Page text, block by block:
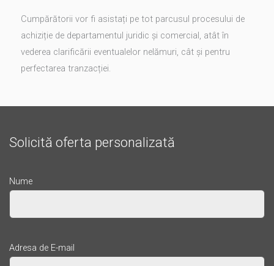
Cumpărătorii vor fi asistați pe tot parcusul procesului de
achiziție de departamentul juridic și comercial, atât în
vederea clarificării eventualelor nelămuri, cât și pentru
perfectarea tranzacției.
Solicită oferta personalizată
Nume
Adresa de E-mail